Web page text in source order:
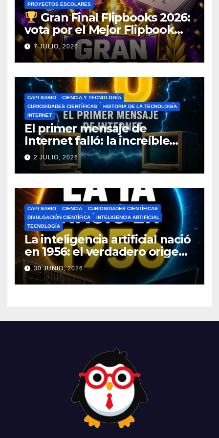
PROYECTOS ESCOLARES
Gran Final Flipbooks 2026:
vota por el Mejor Flipbook
del Ciclo Escolar
7 JULIO, 2026
CAPI SABIO
CIENCIA Y TECNOLOGÍA
CURIOSIDADES CIENTÍFICAS
HISTORIA DE LA TECNOLOGÍA
INTERNET
El primer mensaje de
Internet falló: la increíble
historia de ARPANET que
cambió el mundo
2 JULIO, 2026
CAPI SABIO CIENCIA
CURIOSIDADES CIENTÍFICAS
DIVULGACIÓN CIENTÍFICA
INTELIGENCIA ARTIFICIAL
TECNOLOGÍA
La inteligencia artificial nació
en 1956: el verdadero origen
de la IA que cambió el
mundo
30 JUNIO, 2026